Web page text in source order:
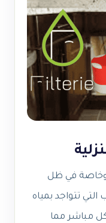
تتواجد بمياه
مباشر مما